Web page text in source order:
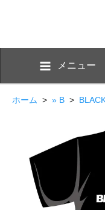
メニュー
ホーム > » B >